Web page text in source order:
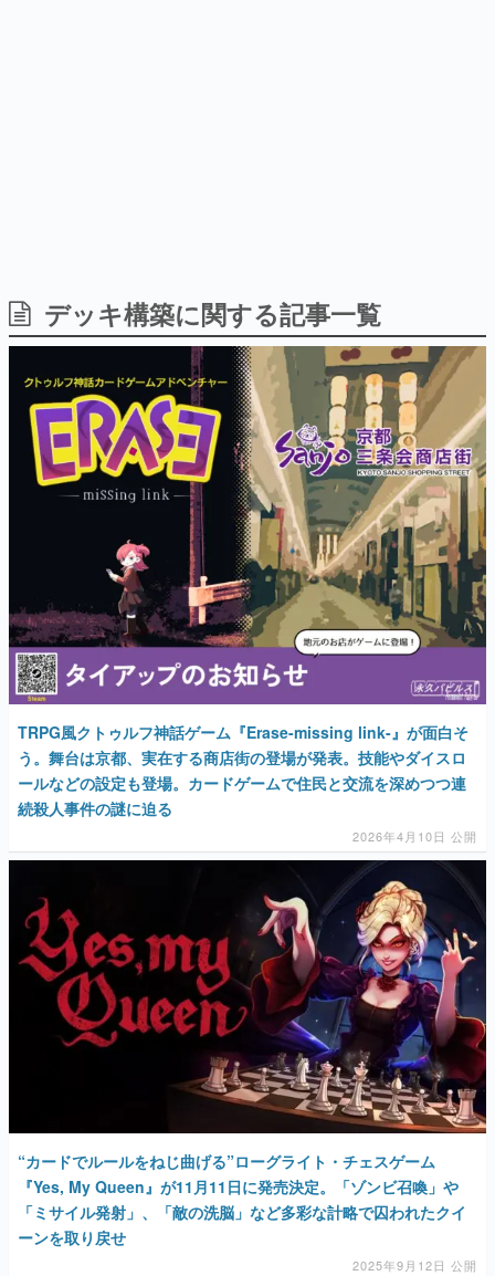
日本のコンテンツ産業やカルチャーに与えた影響を探る企
画です。
日本モバイルゲーム産業史
日本のモバイルゲーム史における主要なトピック・タイト
ルを網羅するほか、開発者へのインタビューや識者による
解説を掲載。約20年の歴史が一望できる決定版！
若ゲのいたり〜ゲームクリエイターの青春〜
『うつヌケ』『ペンと箸』等で知られるマンガ家・田中圭
一先生によるゲーム業界レポートマンガです。
なんでゲームは面白い？
ゲーム開発者・hamatsu氏がゲームの魅力を画面や操作の
具体的な形から解き明かしていく、硬派で骨太な評論連載
です。
ゲームが変えた日本語
「経験値」「裏技」「ラスボス」… ゲームにまつわる言葉
の起源や用法の変遷を、コンピューター文化史研究家・タ
イニーP氏が徹底調査。
カテゴリ
特集記事
女性向け
アプリレビュー
その他
電ファミニコゲーマーとは？
運営：株式会社マレ
デッキ構築に関する記事一覧
TRPG風クトゥルフ神話ゲーム『Erase-missing link-』が面白そ
う。舞台は京都、実在する商店街の登場が発表。技能やダイスロ
ールなどの設定も登場。カードゲームで住民と交流を深めつつ連
続殺人事件の謎に迫る
2026年4月10日 公開
“カードでルールをねじ曲げる”ローグライト・チェスゲーム
『Yes, My Queen』が11月11日に発売決定。「ゾンビ召喚」や
「ミサイル発射」、「敵の洗脳」など多彩な計略で囚われたクイ
ーンを取り戻せ
2025年9月12日 公開